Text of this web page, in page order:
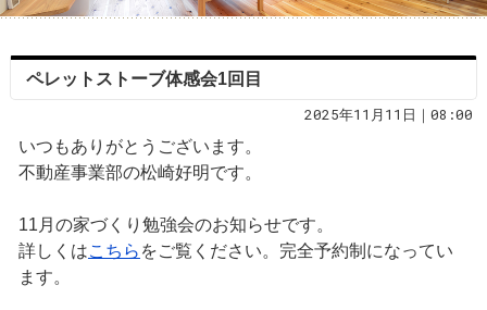
ペレットストーブ体感会1回目
2025年11月11日｜08:00
いつもありがとうございます。
不動産事業部の松崎好明です。
11月の家づくり勉強会のお知らせです。
詳しくはこちら をご覧ください。完全予約制になってい
ます。